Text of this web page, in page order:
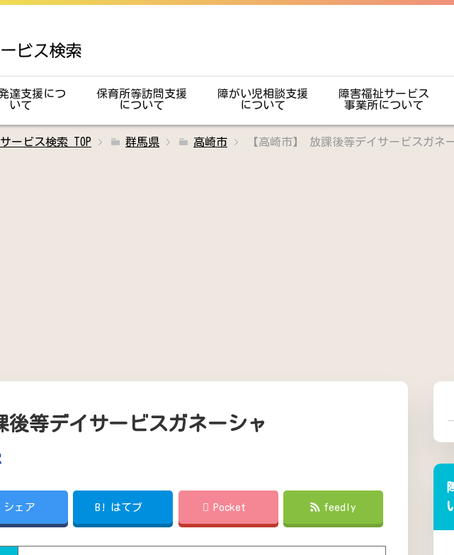
達支援につ
いて
保育所等訪問支援
について
障がい児相談支援
について
障害福祉サービス
事業所について
ービス検索 TOP 群馬県 高崎市 【高崎市】 放課後等デイサービスガネ
後等デイサービスガネーシャ
シェア B! はてブ Pocket feedly